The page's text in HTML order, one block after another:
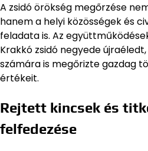
A zsidó örökség megőrzése
hanem a helyi közösségek és
feladata is. Az
Krakkó zsidó negyede
számára is megőrizte gazdag
értékeit.
Rejtett kincsek és
felfedezése